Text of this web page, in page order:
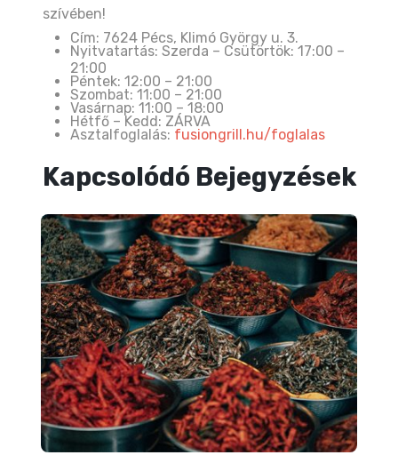
szívében!
Cím: 7624 Pécs, Klimó György u. 3.
Nyitvatartás: Szerda – Csütörtök: 17:00 –
21:00
Péntek: 12:00 – 21:00
Szombat: 11:00 – 21:00
Vasárnap: 11:00 – 18:00
Hétfő – Kedd: ZÁRVA
Asztalfoglalás: fusiongrill.hu/foglalas
Kapcsolódó Bejegyzések